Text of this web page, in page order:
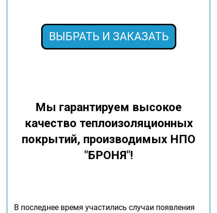
ВЫБРАТЬ И ЗАКАЗАТЬ
Мы гарантируем высокое
качество теплоизоляционных
покрытий, производимых НПО
"БРОНЯ"!
В последнее время участились случаи появления